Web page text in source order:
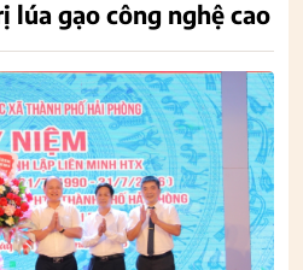
lúa gạo công nghệ cao